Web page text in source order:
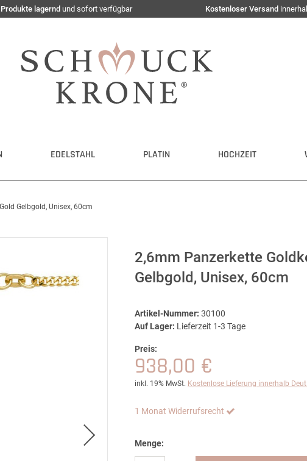
lagernd und sofort verfügbar Kostenloser Versand
EDELSTAHL PLATIN HOCHZEIT
Gelbgold, Unisex, 60cm
2,6mm Panzerkette
Gelbgold, Unisex, 60cm
Artikel-Nummer: 30100
Auf Lager: Lieferzeit 1-3 Tage
Preis:
938,00 €
inkl. 19% MwSt. Kostenlose Lieferung innerhalb
1 Monat Widerrufsrecht
Menge: